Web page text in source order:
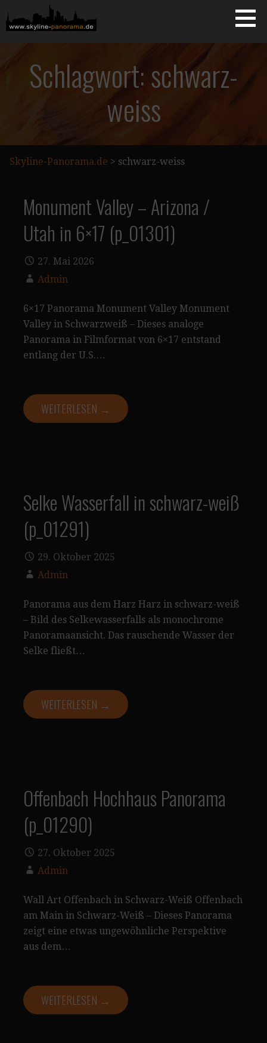
Inhalt
springen
SKYLINE-PANORAMA.DE
Schlagwort: schwarz-
weiss
Skyline-Panorama.de > schwarz-weiss
Monument Valley – Arizona /
Utah in 6×17 (p_01301)
27. Mai 2026
Admin
6×17 Panorama Monument Valley Monument
Valley in Schwarzweiß – Dieses analoge
Panorama in Filmformat von 6×17 entstand
entlang der U.S.…
WEITERLESEN →
Selke Wasserfall in schwarz-weiß
(p_01291)
29. Oktober 2025
Admin
Panorama aus dem Harz Harz in schwarz-weiß
– Bild des Selkewasserfalls als monochrome
Panoramaansicht. Das rauschende Wasser der
Selke fließt…
WEITERLESEN →
Offenbach Hochhaus Panorama
(p_01290)
27. Oktober 2025
Admin
Wall Art Offenbach in Schwarz-Weiß Offenbach
am Main in Schwarz-Weiß – Dieses Panorama
zeigt eine etwas ungewöhnliche Perspektive
aus dem…
WEITERLESEN →